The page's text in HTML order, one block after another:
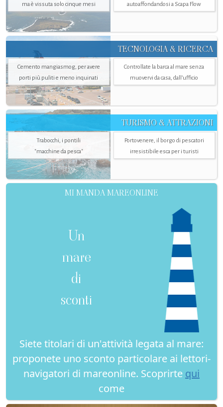
ma è vissuta solo cinque mesi
autoaffondandosi a Scapa Flow
TECNOLOGIA & RICERCA
Cemento mangiasmog, per avere
porti più puliti e meno inquinati
Controllate la barca al mare senza
muovervi da casa, dall’ufficio
TURISMO & ATTRAZIONI
Trabocchi, i pontili
"macchine da pesca"
Portovenere, il borgo di pescatori
irresistibile esca per i turisti
MI MANDA MAREONLINE
Un
mare
di
sconti
Siete titolari di un'attività legata al mare:
proponete uno sconto particolare ai lettori-
navigatori di mareonline. Scoprirte qui
come